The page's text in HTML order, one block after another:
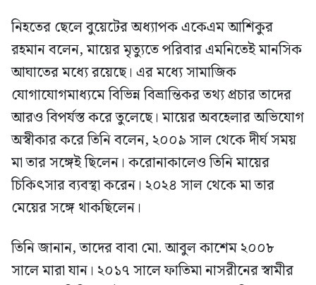
নিহতের ছেলে বুয়েটের অধ্যাপক একেএম আশিকুর
রহমান বলেন, মায়ের মৃত্যুতে পরিবার এমনিতেই মানসিক
আঘাতের মধ্যে রয়েছে। এর মধ্যে সামাজিক
যোগাযোগমাধ্যমে বিভিন্ন বিভ্রান্তিকর তথ্য প্রচার তাদের
আরও বিপর্যস্ত করে তুলেছে। মায়ের অবহেলার অভিযোগ
অস্বীকার করে তিনি বলেন, ২০০৯ সাল থেকে দীর্ঘ সময়
মা তার সঙ্গেই ছিলেন। করোনাকালেও তিনি মায়ের
চিকিৎসার ব্যবস্থা করেন। ২০২৪ সাল থেকে মা তার
মেয়ের সঙ্গে থাকছিলেন।
তিনি জানান, তাদের বাবা মো. আবুল কাশেম ২০০৮
সালে মারা যান। ২০১৭ সালে ফাতিমা নাসরীনের স্বামীর